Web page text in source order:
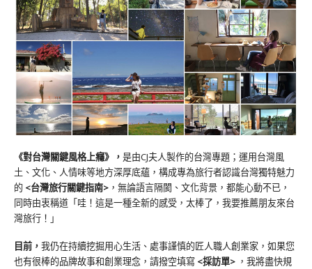
《對台灣關鍵風格上癮》 ， 是由CJ夫人製作的台灣專題；運用台灣風
土、文化、人情味等地方深厚底蘊，構成專為旅行者認識台灣獨特魅力
的 <台灣旅行關鍵指南> ，無論語言隔閡、文化背景，都能心動不已，
同時由衷稱道「哇！這是一種全新的感受，太棒了，我要推薦朋友來台
灣旅行！」
目前， 我仍在持續挖掘用心生活、處事謹慎的匠人職人創業家，如果您
也有很棒的品牌故事和創業理念，請撥空填寫 <採訪單> ，我將盡快規